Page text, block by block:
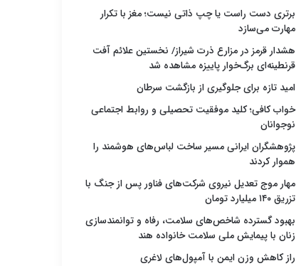
برتری دست راست یا چپ ذاتی نیست؛ مغز با تکرار
مهارت می‌سازد
هشدار قرمز در مزارع ذرت شیراز/ نخستین علائم آفت
قرنطینه‌ای برگ‌خوار پاییزه مشاهده شد
امید تازه برای جلوگیری از بازگشت سرطان
خواب کافی؛ کلید موفقیت تحصیلی و روابط اجتماعی
نوجوانان
پژوهشگران ایرانی مسیر ساخت لباس‌های هوشمند را
هموار کردند
مهار موج تعدیل نیروی شرکت‌های فناور پس از جنگ با
تزریق ۱۴۰ میلیارد تومان
بهبود گسترده شاخص‌های سلامت، رفاه و توانمندسازی
زنان با پیمایش ملی سلامت خانواده هند
راز کاهش وزن ایمن با آمپول‌های لاغری